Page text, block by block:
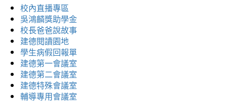
校內直播專區
吳鴻麟獎助學金
校長爸爸說故事
建德閱讀園地
學生病假回報單
建德第一會議室
建德第二會議室
建德特殊會議室
輔導專用會議室